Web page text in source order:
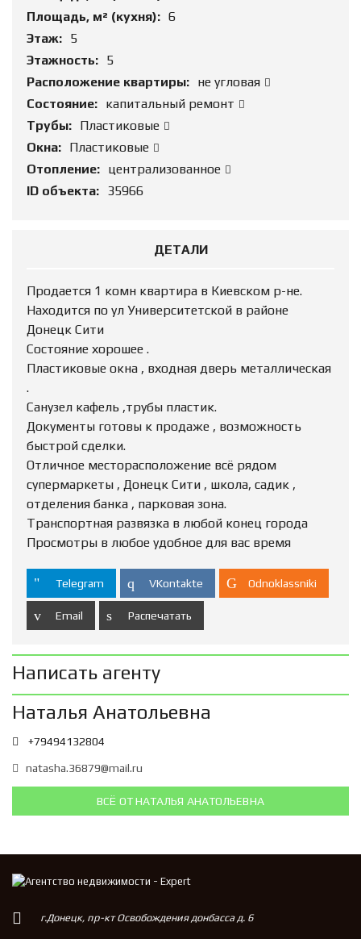
Площадь, м² (кухня): 6
Этаж: 5
Этажность: 5
Расположение квартиры: не угловая
Состояние: капитальный ремонт
Трубы: Пластиковые
Окна: Пластиковые
Отопление: централизованное
ID объекта: 35966
ДЕТАЛИ
Продается 1 комн квартира в Киевском р-не.
Находится по ул Университетской в районе
Донецк Сити
Состояние хорошее .
Пластиковые окна , входная дверь металлическая
.
Санузел кафель ,трубы пластик.
Документы готовы к продаже , возможность
быстрой сделки.
Отличное месторасположение всё рядом
супермаркеты , Донецк Сити , школа, садик ,
отделения банка , парковая зона.
Транспортная развязка в любой конец города
Просмотры в любое удобное для вас время
Telegram VKontakte Odnoklassniki
Email Распечатать
Написать агенту
Наталья Анатольевна
+79494132804
natasha.36879@mail.ru
ВСЁ ОТ НАТАЛЬЯ АНАТОЛЬЕВНА
г.Донецк, пр-кт Освобождения донбасса д. 6